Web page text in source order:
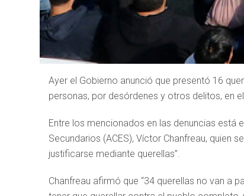
Ayer el Gobierno anunció que presentó 16
personas, por desórdenes y otros delitos, en
Entre los mencionados en las denuncias está
Secundarios (ACES), Víctor Chanfreau, quien
justificarse mediante querellas”.
Chanfreau afirmó que “34 querellas no van a